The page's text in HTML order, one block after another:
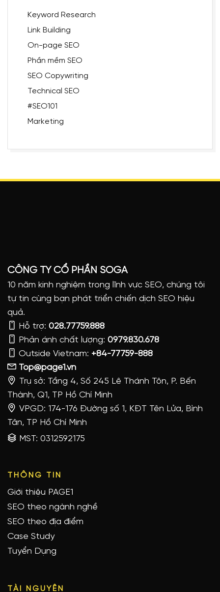
Keyword Research
Link Building
On-page SEO
Phần mềm SEO
SEO Copywriting
Technical SEO
#SEO101
Marketing
CÔNG TY CỔ PHẦN SOGA
10 năm kinh nghiệm trong lĩnh vực SEO, chúng tôi
tự tin cùng bạn phát triển chiến dịch SEO hiệu
quả.
Hỗ trợ: 028.77759.888
Phản ánh chất lượng: 0979.830.678
Outside Vietnam: +84-77759-888
Top@page1.vn
Trụ sở: Tầng 4, Số 245 Lê Thánh Tôn, P. Bến
Thành, Q1, TP Hồ Chí Minh
VPGD: 174-176 Đường số 1, KĐT Tên Lửa, Bình
Tân, TP Hồ Chí Minh
MST: 0312592175
THÔNG TIN
Giới thiệu PAGE1
SEO theo ngành nghề
SEO theo địa điểm
Case Study
Tuyển Dụng
TÀI NGUYÊN